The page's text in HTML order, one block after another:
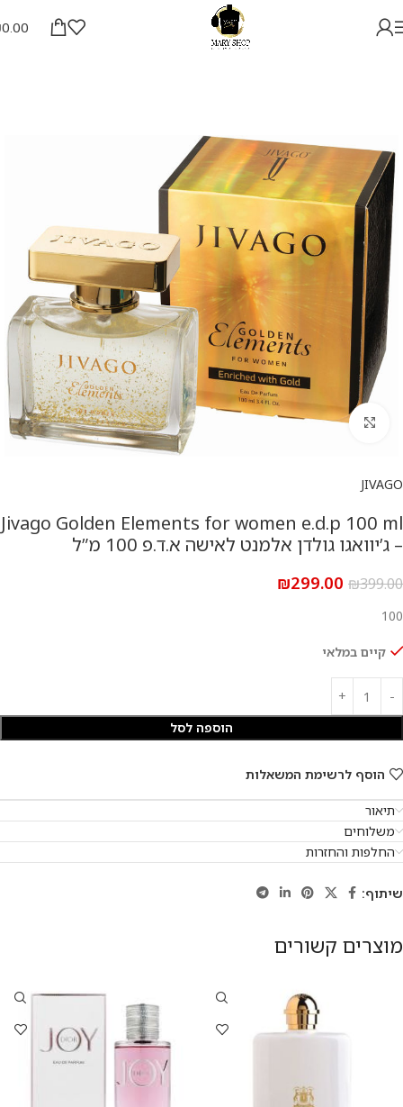
0.00
להגדלת התמונה
JIVAGO
Jivago Golden Elements for women e.d.p 100 ml
– ג’יוואגו גולדן אלמנט לאישה א.ד.פ 100 מ”ל
₪399.00
₪299.00
100
קיים במלאי
הוספה לסל
הוסף לרשימת המשאלות
תיאור
משלוחים
החלפות והחזרות
שיתוף:
מוצרים קשורים